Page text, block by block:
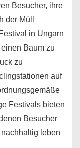
Besucher, ihre
der Müll
in Ungarn
Baum zu
zu
auf
Festivals bieten
Besucher
leben